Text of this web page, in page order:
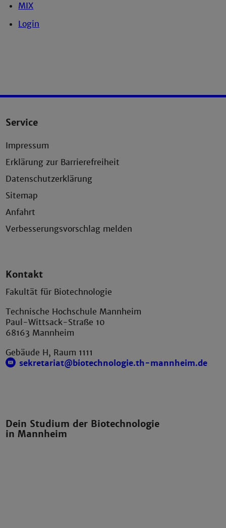
MIX
Login
Service
Impressum
Erklärung zur Barrierefreiheit
Datenschutzerklärung
Sitemap
Anfahrt
Verbesserungsvorschlag melden
Kontakt
Fakultät für Biotechnologie
Technische Hochschule Mannheim
Paul-Wittsack-Straße 10
68163 Mannheim
Gebäude H, Raum 1111
sekretariat@biotechnologie.th-mannheim.de
Dein Studium der Biotechnologie
in Mannheim